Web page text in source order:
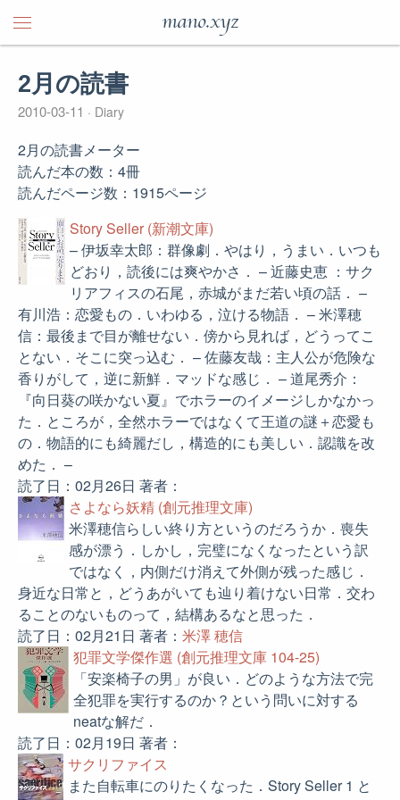
mano.xyz
2月の読書
2010-03-11 Diary
2月の読書メーター
読んだ本の数：4冊
読んだページ数：1915ページ
Story Seller (新潮文庫)
– 伊坂幸太郎：群像劇．やはり，うまい．いつも
どおり，読後には爽やかさ． – 近藤史恵 ：サク
リアフィスの石尾，赤城がまだ若い頃の話． –
有川浩：恋愛もの．いわゆる，泣ける物語． – 米澤穂
信：最後まで目が離せない．傍から見れば，どうってこ
とない．そこに突っ込む． – 佐藤友哉：主人公が危険な
香りがして，逆に新鮮．マッドな感じ． – 道尾秀介：
『向日葵の咲かない夏』でホラーのイメージしかなかっ
た．ところが，全然ホラーではなくて王道の謎＋恋愛も
の．物語的にも綺麗だし，構造的にも美しい．認識を改
めた． –
読了日：02月26日 著者：
さよなら妖精 (創元推理文庫)
米澤穂信らしい終り方というのだろうか．喪失
感が漂う．しかし，完璧になくなったという訳
ではなく，内側だけ消えて外側が残った感じ．
身近な日常と，どうあがいても辿り着けない日常．交わ
ることのないものって，結構あるなと思った．
読了日：02月21日 著者： 米澤 穂信
犯罪文学傑作選 (創元推理文庫 104-25)
「安楽椅子の男」が良い．どのような方法で完
全犯罪を実行するのか？という問いに対する
neatな解だ．
読了日：02月19日 著者：
サクリファイス
また自転車にのりたくなった．Story Seller 1 と